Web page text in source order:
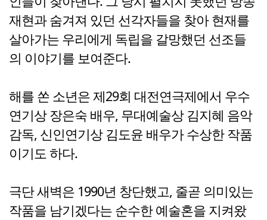
재현과 숨겨져 있던 선각자들을 찾아 현재를
살아가는 우리에게 독립을 갈망했던 선조들
의 이야기를 보여준다.
해를 쏜 소년은 제29회 대전연극제에서 우수
연기상 장은숙 배우, 무대예술상 김지혜 음악
감독, 신인연기상 김도윤 배우가 수상한 작품
이기도 하다.
극단 새벽은 1990년 창단했고, 줄곧 의미있는
작품을 남기겠다는 순수한 예술혼을 지켜왔